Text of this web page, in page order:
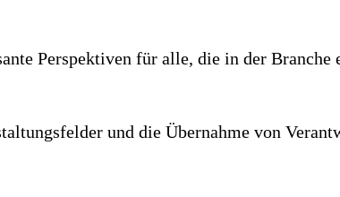
Perspek­tiven für alle, die in der
und die Über­nahme von